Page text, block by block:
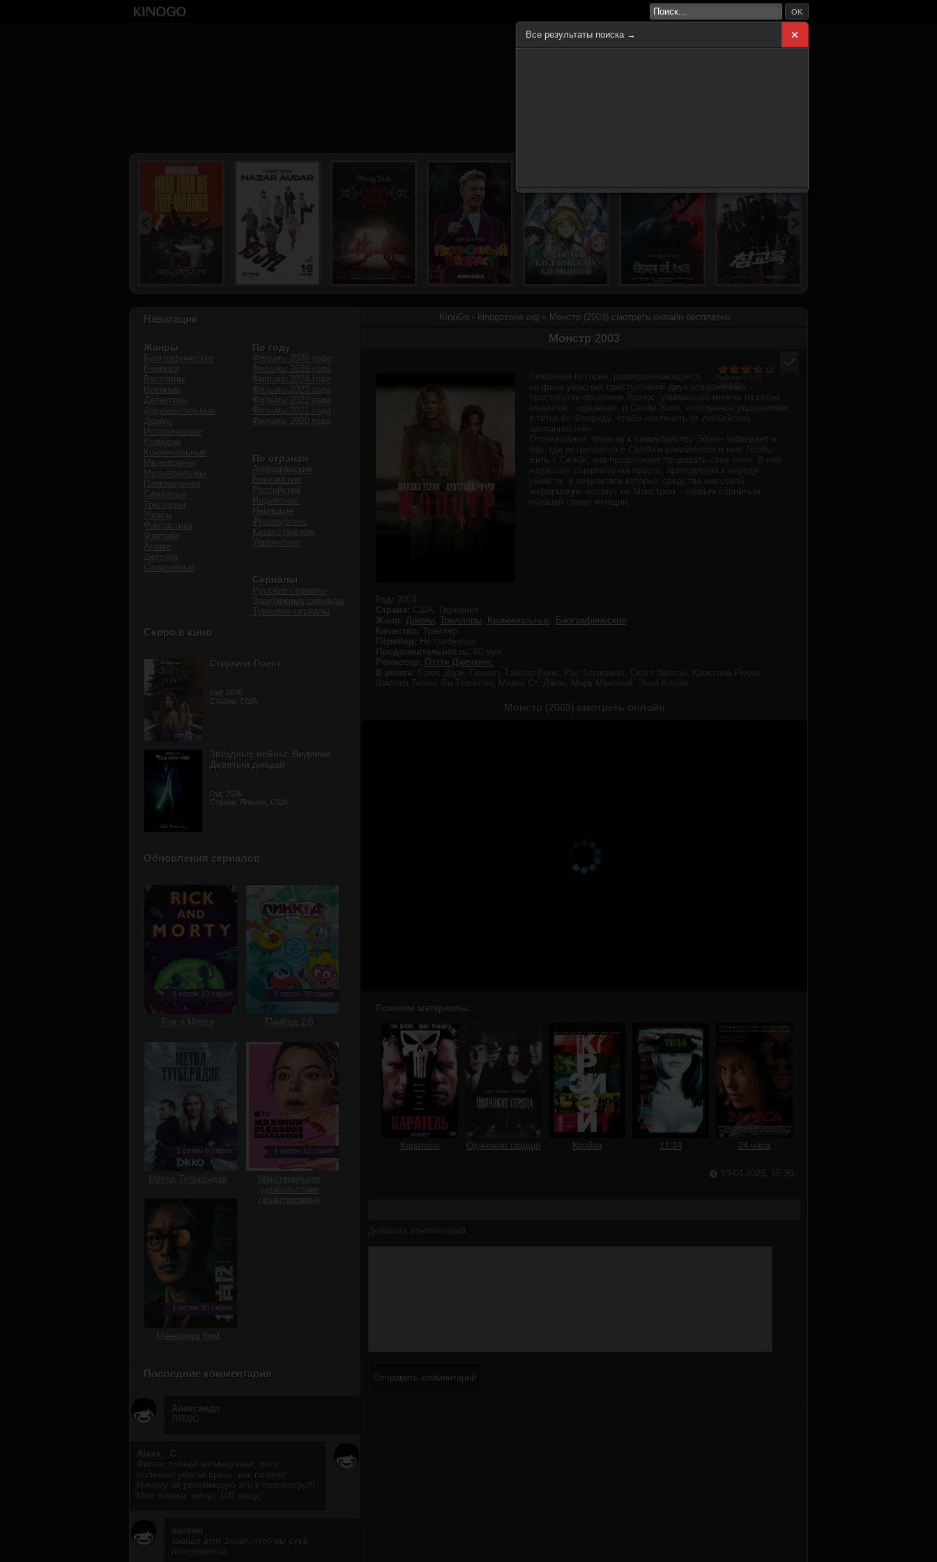
KinoGo - kinogozone.org » Монстр (2003) смотреть онлайн бесплатно
Монстр 2003
136843
Любовная история, разворачивающаяся
на фоне ужасных преступлений двух отверженных -
проститутки-бродяжки Уорнос, убивающей многих из своих
клиентов - «джонни», и Селби Уолл, отосланной родителями
к тетке во Флориду, чтобы «излечить от лесбийских
наклонностей».
Отчаявшаяся, близкая к самоубийству Эйлин забредает в
бар, где встречается с Селби и влюбляется в нее. Чтобы
жить с Селби, она продолжает продавать свое тело. В ней
нарастает смертельная ярость, приводящая к череде
убийств, в результате которых средства массовой
информации назовут ее Монстром - первым серийным
убийцей среди женщин.
Год: 2003
Страна: США, Германия
Жанр: Драмы Триллеры Криминальные
Биографические
Качество: Трейлер
Перевод: Не требуется
Продолжительность: 60 мин.
Режиссер: Пэтти Дженкинс
В ролях: Брюс Дерн, Прюитт Тэйлор Винс, Рас Блэквелл, Скотт Уилсон, Кристина Риччи,
Шарлиз Терон, Ли Тергесен, Марко Ст. Джон, Марк Маколей, Энни Корли
Монстр (2003) смотреть онлайн
Похожие материалы
Каратель Одинокие сердца Крэйзи 11:14 24 часа
19-04-2025, 15:20
Добавить комментарий
Отправить комментарий
Навигация
Жанры
Биографические
Боевики
Вестерны
Военные
Детективы
Документальные
Драмы
Исторические
Комедии
Криминальные
Мелодрамы
Мультфильмы
Приключения
Семейные
Триллеры
Ужасы
Фантастика
Фэнтези
Аниме
Детские
Спортивные
По году
Фильмы 2026 года
Фильмы 2025 года
Фильмы 2024 года
Фильмы 2023 года
Фильмы 2022 года
Фильмы 2021 года
Фильмы 2020 года
По странам
Американские
Британские
Российские
Индийские
Немецкие
Французские
Казахстанские
Украинские
Сериалы
Русские сериалы
Зарубежные сериалы
Турецкие сериалы
Скоро в кино
Стерлинг-Поинт
Год: 2026
Страна: США
Звёздные войны: Видения.
Девятый джедай
Год: 2026
Страна: Япония, США
Обновления сериалов
9 сезон 10 серия
Рик и Морти
1 сезон 20 серия
ПинКод 2.0
1 сезон 6 серия
Метод Тутберидзе
1 сезон 10 серия
Максимальное
удовольствие
гарантировано
1 сезон 10 серия
Менеджер Ким
Последние комментарии
Александр
ЛЯШС
Alexx__C
Фильм полная антинаучная, анти
логичная убогая хрень, как по мне!
Никому не рекомендую это к просмотру!!!
Моя оценка: минус 100 звёзд!
хозяин
заебал этот 1хбет, чтоб вы сука
попередохли
OK
Все результаты поиска →